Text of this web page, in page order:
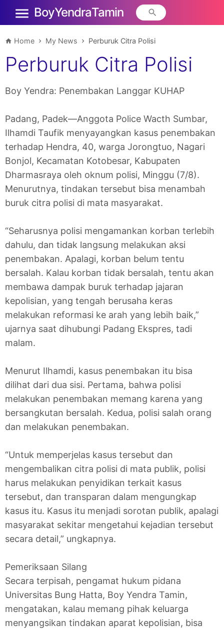
Boy Yendra Tamin
Home My News Perburuk Citra Polisi
Perburuk Citra Polisi
Boy Yendra: Penembakan Langgar KUHAP
Padang, Padek—Anggota Police Wacth Sumbar,
Ilhamdi Taufik menyayangkan kasus penembakan
terhadap Hendra, 40, warga Jorongtuo, Nagari
Bonjol, Kecamatan Kotobesar, Kabupaten
Dharmasraya oleh oknum polisi, Minggu (7/8).
Menurutnya, tindakan tersebut bisa menambah
buruk citra polisi di mata masyarakat.
“Seharusnya polisi mengamankan korban terlebih
dahulu, dan tidak langsung melakukan aksi
penembakan. Apalagi, korban belum tentu
bersalah. Kalau korban tidak bersalah, tentu akan
membawa dampak buruk terhadap jajaran
kepolisian, yang tengah berusaha keras
melakukan reformasi ke arah yang lebih baik,”
ujarnya saat dihubungi Padang Ekspres, tadi
malam.
Menurut Ilhamdi, kasus penembakan itu bisa
dilihat dari dua sisi. Pertama, bahwa polisi
melakukan penembakan memang karena yang
bersangkutan bersalah. Kedua, polisi salah orang
dan melakukan penembakan.
“Untuk memperjelas kasus tersebut dan
mengembalikan citra polisi di mata publik, polisi
harus melakukan penyidikan terkait kasus
tersebut, dan transparan dalam mengungkap
kasus itu. Kasus itu menjadi sorotan publik, apalagi
masyarakat sekitar mengetahui kejadian tersebut
secara detail,” ungkapnya.
Pemeriksaan Silang
Secara terpisah, pengamat hukum pidana
Universitas Bung Hatta, Boy Yendra Tamin,
mengatakan, kalau memang pihak keluarga
menyangsikan tindakan aparat kepolisian, bisa